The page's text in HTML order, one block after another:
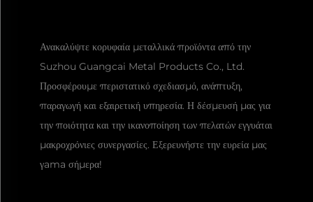
Ανακαλύψτε κορυφαία μεταλλικά προϊόντα από την
Suzhou Guangcai Metal Products Co., Ltd.
Προσφέρουμε περιστατικό σχεδιασμό, ανάπτυξη,
παραγωγή και εξαιρετική υπηρεσία. Η δέσμευσή μας για
την ποιότητα και την ικανοποίηση των πελατών εγγυάται
μακροχρόνιες συνεργασίες. Εξερευνήστε την ευρεία μας
γama σήμερα!